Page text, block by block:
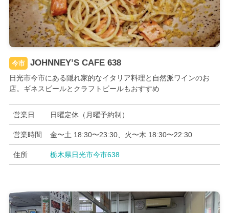
今市 JOHNNEY’S CAFE 638
日光市今市にある隠れ家的なイタリア料理と自然派ワインのお
店。ギネスビールとクラフトビールもおすすめ
営業日 日曜定休（月曜予約制）
営業時間 金〜土 18:30〜23:30、火〜木 18:30〜22:30
住所 栃木県日光市今市638